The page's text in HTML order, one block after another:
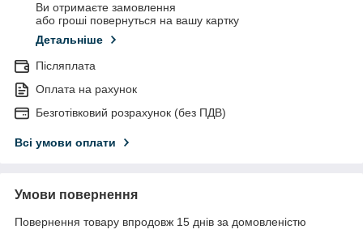
Ви отримаєте замовлення
або гроші повернуться на вашу картку
Детальніше
Післяплата
Оплата на рахунок
Безготівковий розрахунок (без ПДВ)
Всі умови оплати
Умови повернення
Повернення товару впродовж 15 днів за домовленістю